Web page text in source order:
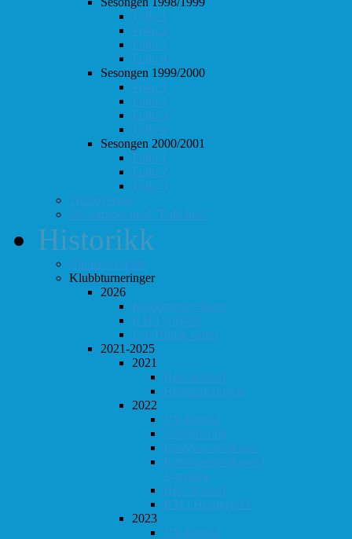
Follo 1
Follo 2
Follo 3
Follo 4
Sesongen 1999/2000
Follo 1
Follo 2
Follo 3
Follo 4
Sesongen 2000/2001
Follo 1
Follo 2
Follo 3
Totaloversikt
ØS-kamper med "Fullt hus"
Historikk
Vinner-oversikt
Klubbturneringer
2026
Klubbmesterskapet
KM Lynsjakk
Lyn/Hurtig våren
2021-2025
2021
Høst-konrad
Høstturneringen
2022
Vår-konrad
Vårturnering
Klubbmesterskapet
Klubbmesterskapet i
Lynsjakk
Høst-konrad
KM i Hurtigsjakk
2023
Vår-konrad